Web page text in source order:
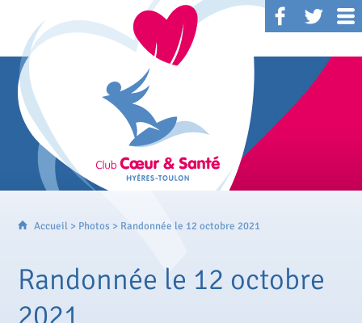
Accueil > Photos > Randonnée le 12 octobre 2021
Randonnée le 12 octobre